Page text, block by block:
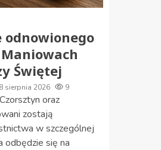
odnowionego
Świętej
8 sierpnia 2026 9
oraz
zostają
w szczególnej
odbędzie się na